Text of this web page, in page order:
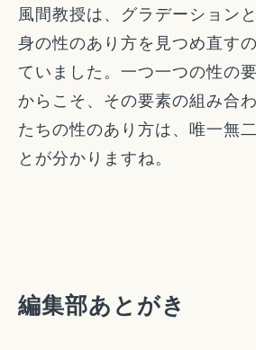
風間教授は、グラデーション
身の性のあり方を見つめ直す
ていました。一つ一つの性の
からこそ、その要素の組み合
たちの性のあり方は、唯一無
とが分かりますね。
編集部あとがき